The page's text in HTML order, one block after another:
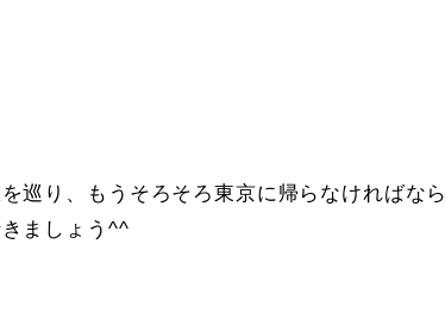
巡り、もうそろそろ東京に帰らなければなら
ましょう^^